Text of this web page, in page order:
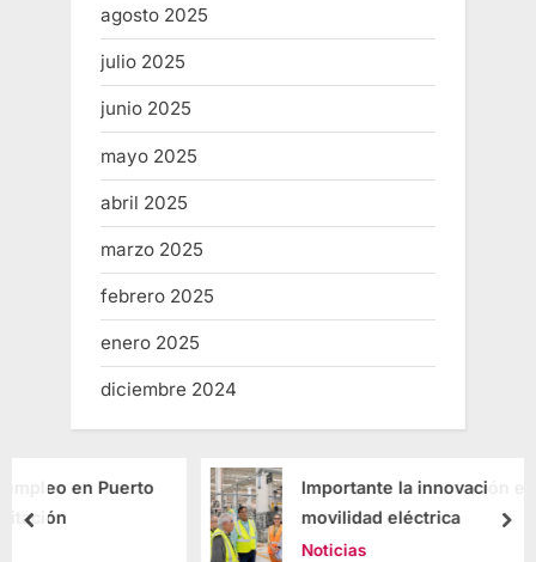
agosto 2025
julio 2025
junio 2025
mayo 2025
abril 2025
marzo 2025
febrero 2025
enero 2025
diciembre 2024
Importante la innovación en temas de
movilidad eléctrica
Noticias